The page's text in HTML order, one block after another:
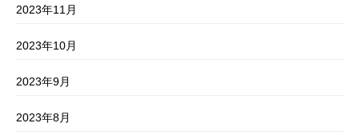
2023年11月
2023年10月
2023年9月
2023年8月